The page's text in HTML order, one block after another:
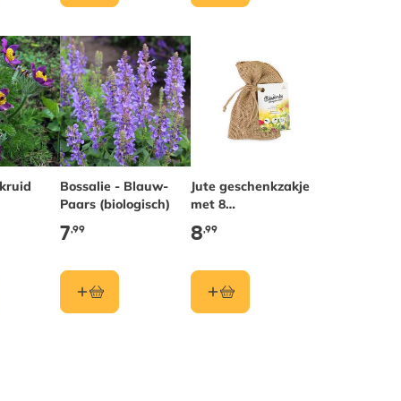
Bossalie - Blauw-
Paars (biologisch)
7,99
Jute geschenkzakje
met 8
zadenbommetjes
8,99